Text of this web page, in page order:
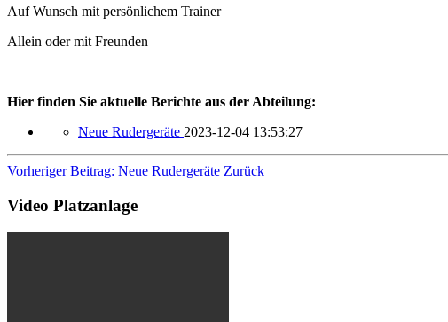
Auf Wunsch mit persönlichem Trainer
Allein oder mit Freunden
Hier finden Sie aktuelle Berichte aus der Abteilung:
Neue Rudergeräte 2023-12-04 13:53:27
Vorheriger Beitrag: Neue Rudergeräte Zurück
Video Platzanlage